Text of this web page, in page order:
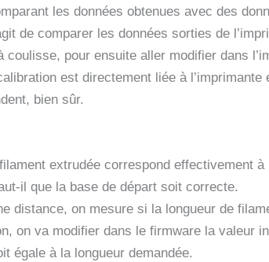
les données obtenues avec des
de comparer les données sorties de
coulisse, pour ensuite aller modifier dans
est directement liée à l’imprimante
bien sûr.
extrudée correspond effectivement à
il que la base de départ soit correcte.
distance, on mesure si la longueur de
on va modifier dans le firmware la valeur
égale à la longueur demandée.